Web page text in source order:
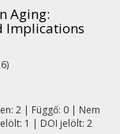
Aging:
Implications
2 | Függő: 0 | Nem
1 | DOI jelölt: 2